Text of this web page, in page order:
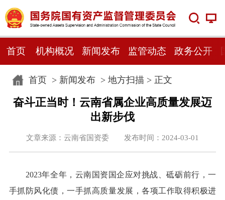
首页 机构概况 新闻发布 监管动态 政务公开
首页> 新闻发布> 地方扫描 > 正文
奋斗正当时！云南省属企业高质量发展迈
出新步伐
文章来源：云南省国资委 发布时间：2024-03-01
2023年全年，云南国资国企应对挑战、砥砺前行，一
手抓防风化债，一手抓高质量发展，各项工作取得积极进